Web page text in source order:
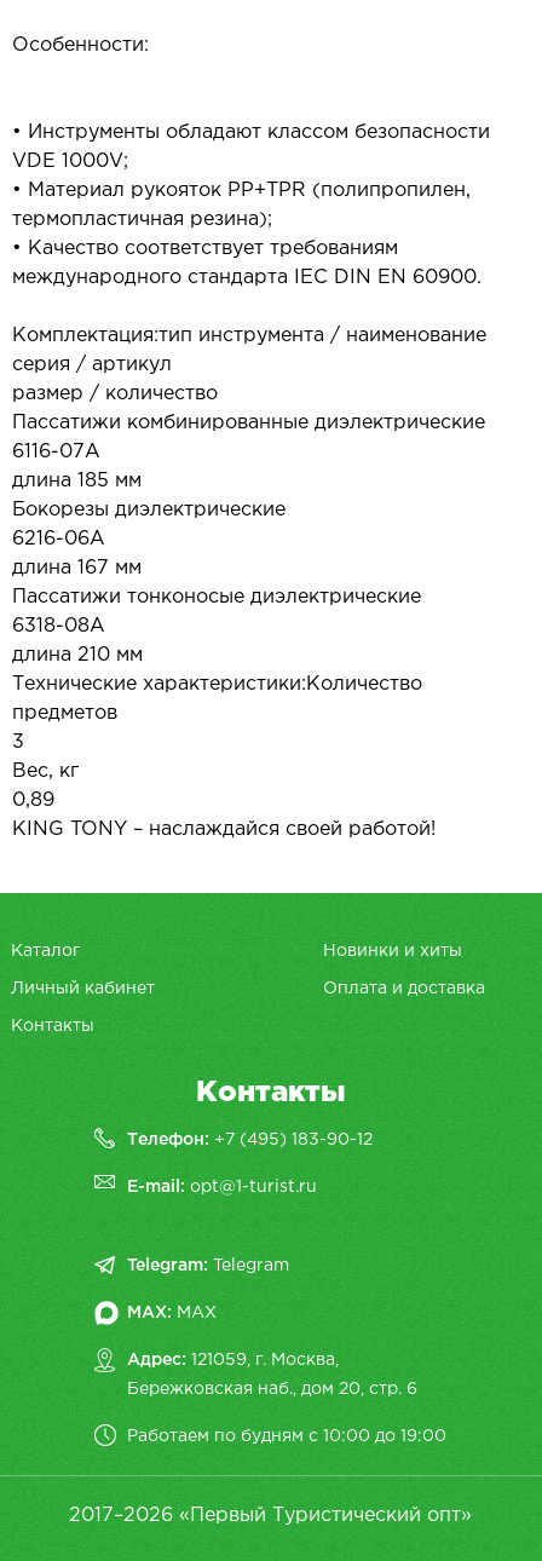
Особенности:
• Инструменты обладают классом безопасности
VDE 1000V;
• Материал рукояток PP+TPR (полипропилен,
термопластичная резина);
• Качество соответствует требованиям
международного стандарта IEC DIN EN 60900.
Комплектация:тип инструмента / наименование
серия / артикул
размер / количество
Пассатижи комбинированные диэлектрические
6116-07A
длина 185 мм
Бокорезы диэлектрические
6216-06A
длина 167 мм
Пассатижи тонконосые диэлектрические
6318-08A
длина 210 мм
Технические характеристики:Количество
предметов
3
Вес, кг
0,89
KING TONY – наслаждайся своей работой!
Каталог Новинки и хиты
Личный кабинет Оплата и доставка
Контакты
Контакты
Телефон: +7 (495) 183-90-12
E-mail:opt@1-turist.ru
Telegram: Telegram
MAX: MAX
Адрес: 121059, г. Москва,
Бережковская наб., дом 20, cтр. 6
Работаем по будням с 10:00 до 19:00
2017–2026 «Первый Туристический опт»